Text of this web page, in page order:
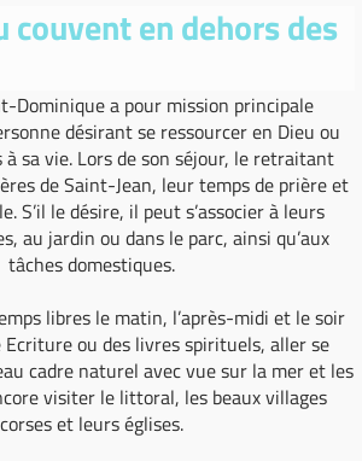
couvent en dehors des
Dominique a pour mission principale
désirant se ressourcer en Dieu ou
sa vie. Lors de son séjour, le retraitant
de Saint-Jean, leur temps de prière et
S’il le désire, il peut s’associer à leurs
au jardin ou dans le parc, ainsi qu’aux
tâches domestiques.
libres le matin, l’après-midi et le soir
ou des livres spirituels, aller se
cadre naturel avec vue sur la mer et les
visiter le littoral, les beaux villages
corses et leurs églises.